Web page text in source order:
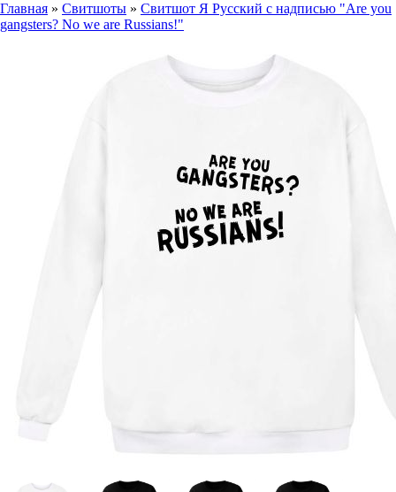
Главная » Свитшоты » Свитшот Я Русский с надписью "Are you
gangsters? No we are Russians!"